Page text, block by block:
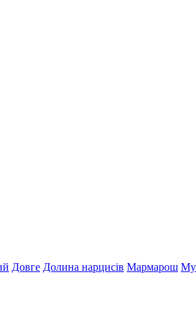
Довге Долина нарцисів Мармарош